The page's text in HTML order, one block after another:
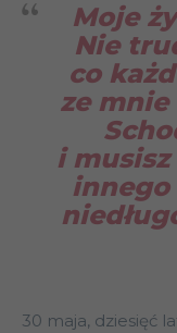
Moje
Nie
co
ze
i
innego
30 maja, dziesięć